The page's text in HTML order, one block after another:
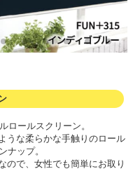
ロールスクリーン。
うな柔らかな手触りのロール
ナップ。
ので、女性でも簡単にお取り